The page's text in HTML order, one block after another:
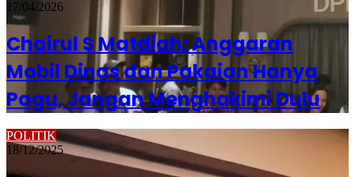
17/04/2026
Chairul S Matdiah: Anggaran
Mobil Dinas dan Pakaian Hanya
Pagu, Jangan Menghakimi Dulu
POLITIK
18/12/2025